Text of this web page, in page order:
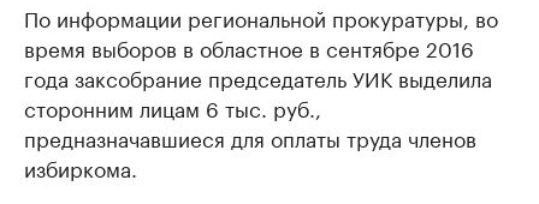
По информации региональной прокуратуры, во
время выборов в областное в сентябре 2016
года заксобрание председатель УИК выделила
сторонним лицам 6 тыс. руб.,
предназначавшиеся для оплаты труда членов
избиркома.